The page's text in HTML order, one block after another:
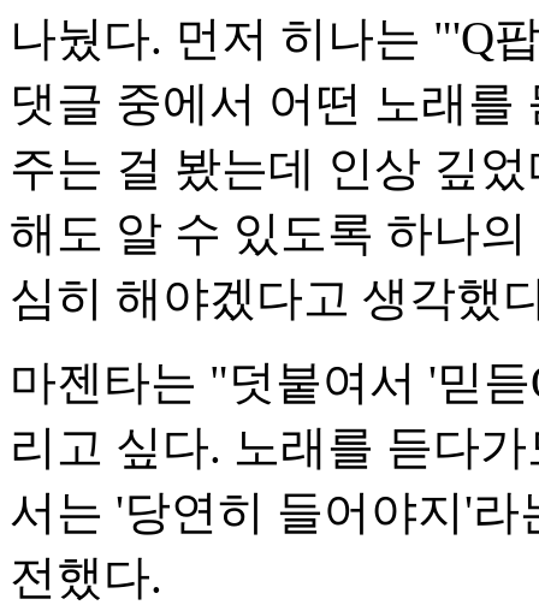
나눴다. 먼저 히나는 "'Q
댓글 중에서 어떤 노래를
주는 걸 봤는데 인상 깊
해도 알 수 있도록 하나
심히 해야겠다고 생각했
마젠타는 "덧붙여서 '믿
리고 싶다. 노래를 듣다
서는 '당연히 들어야지'
전했다.